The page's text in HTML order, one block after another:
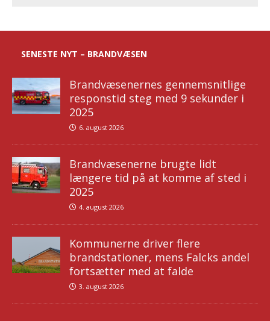
SENESTE NYT – BRANDVÆSEN
Brandvæsenernes gennemsnitlige
responstid steg med 9 sekunder i
2025
6. august 2026
Brandvæsenerne brugte lidt
længere tid på at komme af sted i
2025
4. august 2026
Kommunerne driver flere
brandstationer, mens Falcks andel
fortsætter med at falde
3. august 2026